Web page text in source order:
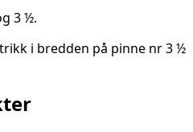
3 ½.
i bredden på pinne nr 3 ½